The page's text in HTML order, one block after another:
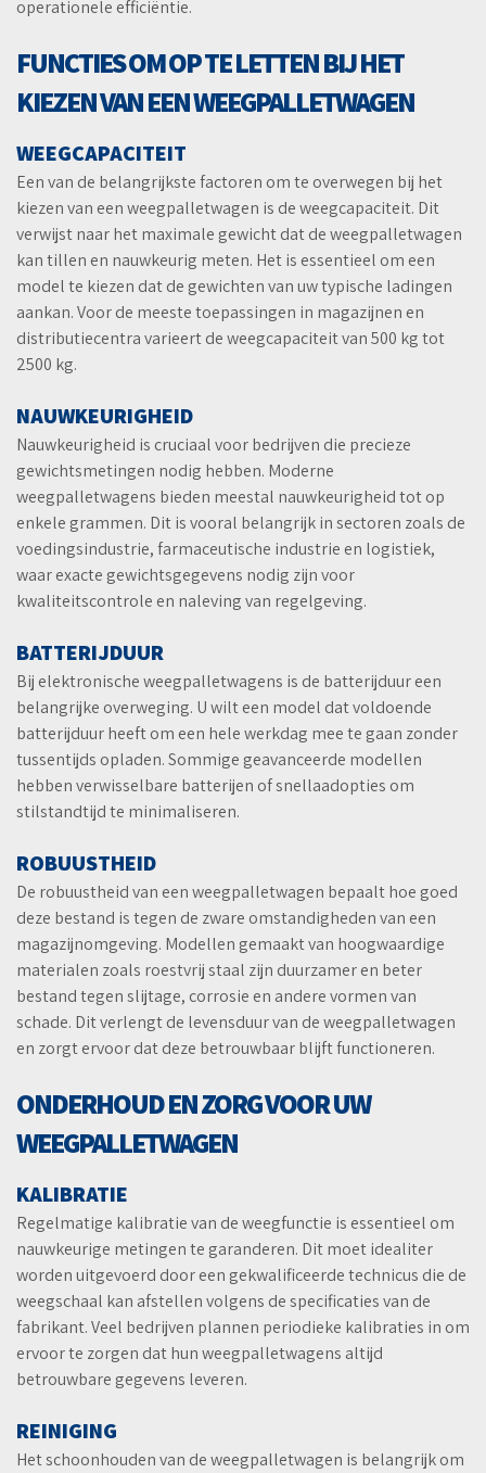
operationele efficiëntie.
FUNCTIES OM OP TE LETTEN BIJ HET
KIEZEN VAN EEN WEEGPALLETWAGEN
WEEGCAPACITEIT
Een van de belangrijkste factoren om te overwegen bij het
kiezen van een weegpalletwagen is de weegcapaciteit. Dit
verwijst naar het maximale gewicht dat de weegpalletwagen
kan tillen en nauwkeurig meten. Het is essentieel om een
model te kiezen dat de gewichten van uw typische ladingen
aankan. Voor de meeste toepassingen in magazijnen en
distributiecentra varieert de weegcapaciteit van 500 kg tot
2500 kg.
NAUWKEURIGHEID
Nauwkeurigheid is cruciaal voor bedrijven die precieze
gewichtsmetingen nodig hebben. Moderne
weegpalletwagens bieden meestal nauwkeurigheid tot op
enkele grammen. Dit is vooral belangrijk in sectoren zoals de
voedingsindustrie, farmaceutische industrie en logistiek,
waar exacte gewichtsgegevens nodig zijn voor
kwaliteitscontrole en naleving van regelgeving.
BATTERIJDUUR
Bij elektronische weegpalletwagens is de batterijduur een
belangrijke overweging. U wilt een model dat voldoende
batterijduur heeft om een hele werkdag mee te gaan zonder
tussentijds opladen. Sommige geavanceerde modellen
hebben verwisselbare batterijen of snellaadopties om
stilstandtijd te minimaliseren.
ROBUUSTHEID
De robuustheid van een weegpalletwagen bepaalt hoe goed
deze bestand is tegen de zware omstandigheden van een
magazijnomgeving. Modellen gemaakt van hoogwaardige
materialen zoals roestvrij staal zijn duurzamer en beter
bestand tegen slijtage, corrosie en andere vormen van
schade. Dit verlengt de levensduur van de weegpalletwagen
en zorgt ervoor dat deze betrouwbaar blijft functioneren.
ONDERHOUD EN ZORG VOOR UW
WEEGPALLETWAGEN
KALIBRATIE
Regelmatige kalibratie van de weegfunctie is essentieel om
nauwkeurige metingen te garanderen. Dit moet idealiter
worden uitgevoerd door een gekwalificeerde technicus die de
weegschaal kan afstellen volgens de specificaties van de
fabrikant. Veel bedrijven plannen periodieke kalibraties in om
ervoor te zorgen dat hun weegpalletwagens altijd
betrouwbare gegevens leveren.
REINIGING
Het schoonhouden van de weegpalletwagen is belangrijk om